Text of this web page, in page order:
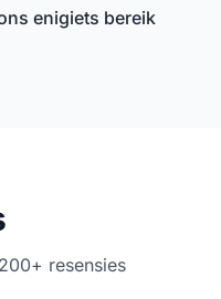
enigiets bereik
resensies